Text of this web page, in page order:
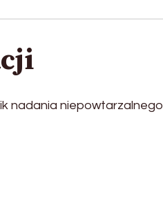
nadania niepowtarzalnego